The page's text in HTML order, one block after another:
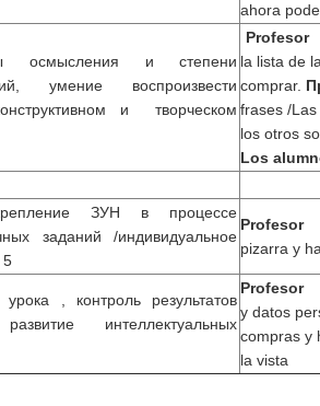
ahora
осмысления и степени
умение воспроизвести
и творческом
Profesor
la lista de
comprar.
frases /
los otros
Los
ЗУН в процессе
заданий /индивидуальное
5
Profesor
pizarra y
, контроль результатов
интеллектуальных
Profesor
y datos
compras y
la vista